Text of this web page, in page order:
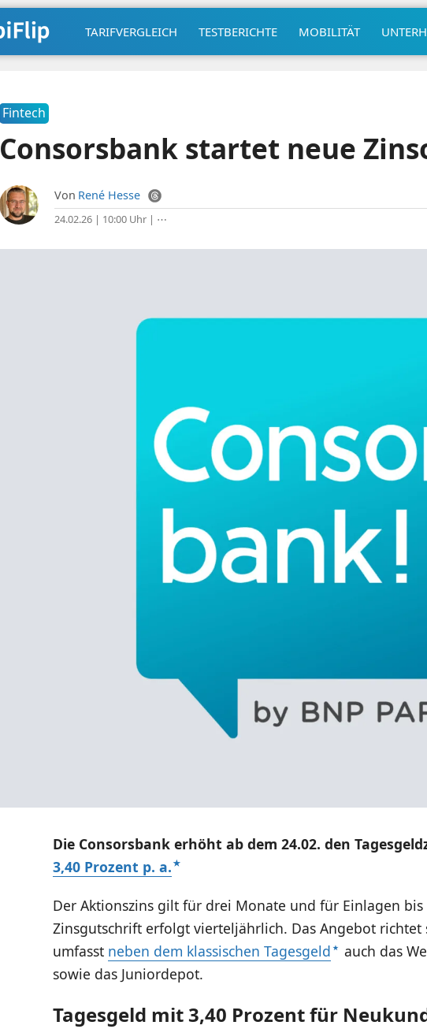
TARIFVERGLEICH TESTBERICHTE MOBILITÄT
Fintech
Consorsbank startet neue
Von René Hesse
24.02.26 | 10:00 Uhr| ⋯
Die Consorsbank erhöht ab dem 24.02. den
3,40 Prozent p. a.
Der Aktionszins gilt für drei Monate und für Einlagen bis
Zinsgutschrift erfolgt vierteljährlich. Das Angebot richtet
umfasst neben dem klassischen Tagesgeld
auch das
sowie das Juniordepot.
Tagesgeld mit 3,40 Prozent für